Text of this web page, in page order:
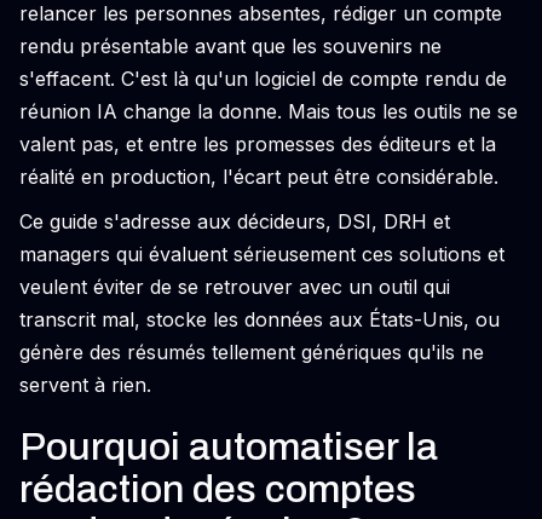
relancer les personnes absentes, rédiger un compte
rendu présentable avant que les souvenirs ne
s'effacent. C'est là qu'un logiciel de compte rendu de
réunion IA change la donne. Mais tous les outils ne se
valent pas, et entre les promesses des éditeurs et la
réalité en production, l'écart peut être considérable.
Ce guide s'adresse aux décideurs, DSI, DRH et
managers qui évaluent sérieusement ces solutions et
veulent éviter de se retrouver avec un outil qui
transcrit mal, stocke les données aux États-Unis, ou
génère des résumés tellement génériques qu'ils ne
servent à rien.
Pourquoi automatiser la
rédaction des comptes